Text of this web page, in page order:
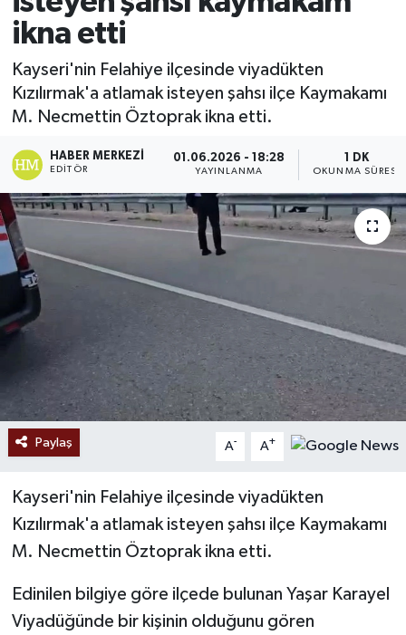
ikna etti
Kayseri'nin Felahiye ilçesinde viyadükten
Kızılırmak'a atlamak isteyen şahsı ilçe Kaymakamı
M. Necmettin Öztoprak ikna etti.
HABER MERKEZI
EDITÖR
01.06.2026 - 18:28
YAYINLANMA
1 DK
OKUNMA SÜRESI
Paylaş A- A+
Kayseri'nin Felahiye ilçesinde viyadükten
Kızılırmak'a atlamak isteyen şahsı ilçe Kaymakamı
M. Necmettin Öztoprak ikna etti.
Edinilen bilgiye göre ilçede bulunan Yaşar Karayel
Viyadüğünde bir kişinin olduğunu gören
Ekonomi
Sağlık
Tokat Haber